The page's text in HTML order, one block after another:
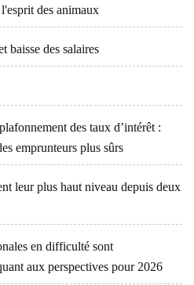
des animaux
baisse des salaires
des taux d’intérêt :
emprunteurs plus sûrs
leur plus haut niveau depuis deux
en difficulté sont
aux perspectives pour 2026